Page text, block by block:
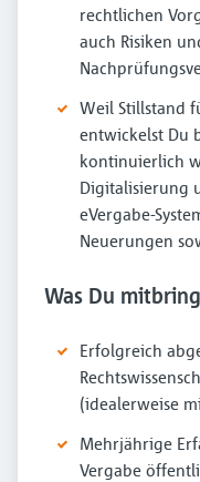
rechtlichen
auch Risiken
Weil Stillstand
entwickelst Du
kontinuierlich
Digitalisierung
eVergabe-
Neuerungen
Was Du
Erfolgreich
(idealerweise
Mehrjährige
Vergabe